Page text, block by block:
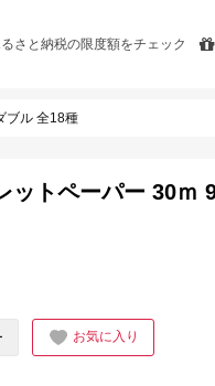
さと納税の限度額をチェック
ブル 全18種
ットペーパー 30ｍ
お気に入り